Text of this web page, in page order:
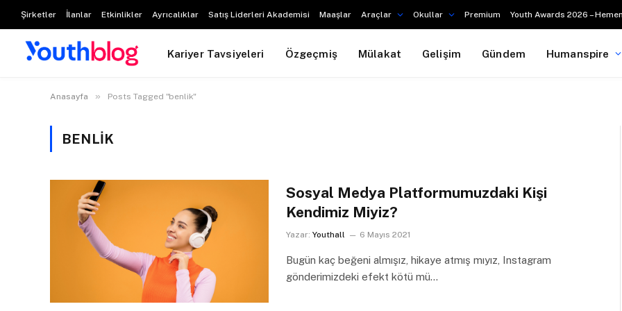
Şirketler İlanlar Etkinlikler Ayrıcalıklar Satış Liderleri Akademisi Maaşlar Araçlar Okullar Premium Youth Awards 2026 –
Kariyer Tavsiyeleri Özgeçmiş Mülakat Gelişim Gündem Humanspire
Anasayfa » Posts Tagged "benlik"
BENLIK
Sosyal Medya Platformumuzdaki Kişi
Kendimiz Miyiz?
Yazar: Youthall 6 Mayıs 2021
Bugün kaç beğeni almışız, hikaye atmış mıyız, Instagram
gönderimizdeki efekt kötü mü…